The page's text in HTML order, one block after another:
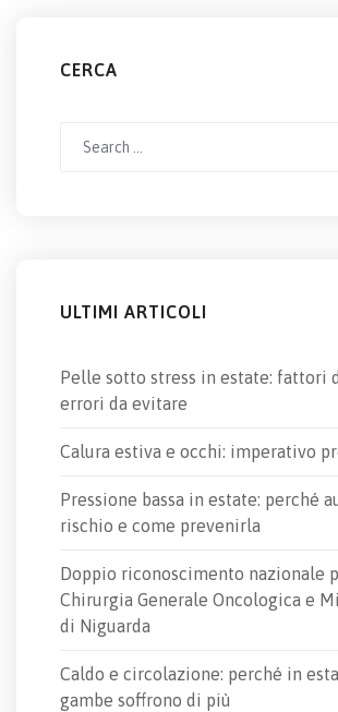
CERCA
ULTIMI ARTICOLI
Pelle sotto stress in estate: fattori
errori da evitare
Calura estiva e occhi: imperativo
Pressione bassa in estate: perché
rischio e come prevenirla
Doppio riconoscimento nazionale
Chirurgia Generale Oncologica e
di Niguarda
Caldo e circolazione: perché in
gambe soffrono di più